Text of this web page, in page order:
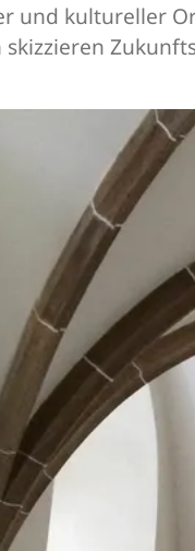
und kultureller